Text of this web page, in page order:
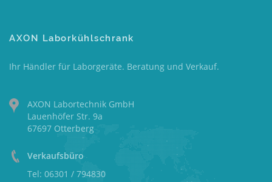
AXON Laborkühlschrank
Ihr Händler für Laborgeräte. Beratung und Verkauf.
AXON Labortechnik GmbH
Lauenhöfer Str. 9a
67697 Otterberg
Verkaufsbüro
Tel: 06301 / 794830